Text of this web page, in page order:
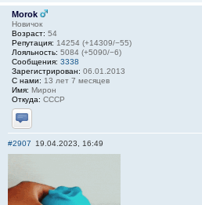
Morok
Новичок
Возраст: 54
Репутация: 14254 (+14309/−55)
Лояльность: 5084 (+5090/−6)
Сообщения: 3338
Зарегистрирован: 06.01.2013
С нами: 13 лет 7 месяцев
Имя: Мирон
Откуда: СССР
Отправить личное сообщение
#2907 19.04.2023, 16:49